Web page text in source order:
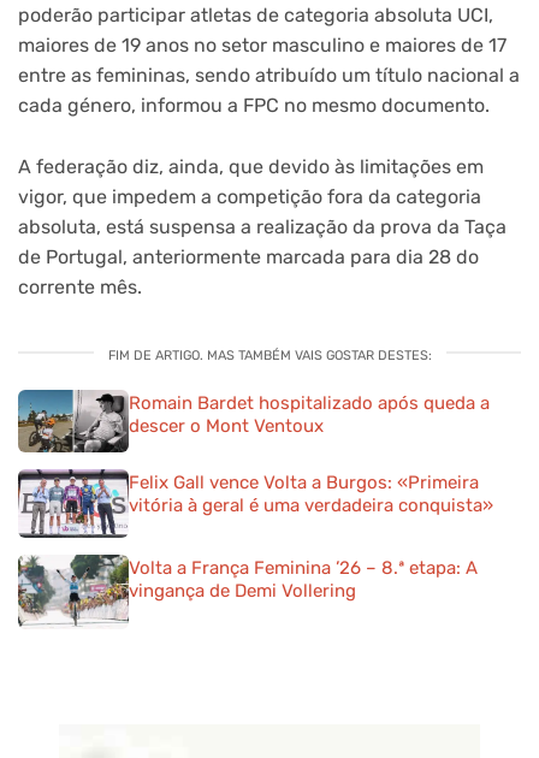
poderão participar atletas de categoria absoluta UCI,
maiores de 19 anos no setor masculino e maiores de 17
entre as femininas, sendo atribuído um título nacional a
cada género, informou a FPC no mesmo documento.
A federação diz, ainda, que devido às limitações em
vigor, que impedem a competição fora da categoria
absoluta, está suspensa a realização da prova da Taça
de Portugal, anteriormente marcada para dia 28 do
corrente mês.
FIM DE ARTIGO. MAS TAMBÉM VAIS GOSTAR DESTES:
Romain Bardet hospitalizado após queda a
descer o Mont Ventoux
Felix Gall vence Volta a Burgos: «Primeira
vitória à geral é uma verdadeira conquista»
Volta a França Feminina ’26 – 8.ª etapa: A
vingança de Demi Vollering